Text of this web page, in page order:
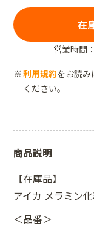
在
営業時間
利用規約をお読み
ください。
商品説明
【在庫品】
アイカ メラミン
＜品番＞